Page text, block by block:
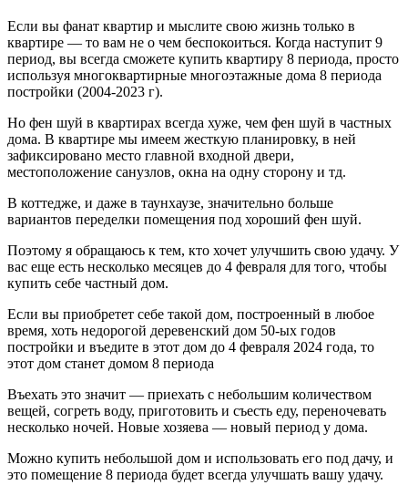
Если вы фанат квартир и мыслите свою жизнь только в
квартире — то вам не о чем беспокоиться. Когда наступит 9
период, вы всегда сможете купить квартиру 8 периода, просто
используя многоквартирные многоэтажные дома 8 периода
постройки (2004-2023 г).
Но фен шуй в квартирах всегда хуже, чем фен шуй в частных
дома. В квартире мы имеем жесткую планировку, в ней
зафиксировано место главной входной двери,
местоположение санузлов, окна на одну сторону и тд.
В коттедже, и даже в таунхаузе, значительно больше
вариантов переделки помещения под хороший фен шуй.
Поэтому я обращаюсь к тем, кто хочет улучшить свою удачу. У
вас еще есть несколько месяцев до 4 февраля для того, чтобы
купить себе частный дом.
Если вы приобретет себе такой дом, построенный в любое
время, хоть недорогой деревенский дом 50-ых годов
постройки и въедите в этот дом до 4 февраля 2024 года, то
этот дом станет домом 8 периода
Въехать это значит — приехать с небольшим количеством
вещей, согреть воду, приготовить и съесть еду, переночевать
несколько ночей. Новые хозяева — новый период у дома.
Можно купить небольшой дом и использовать его под дачу, и
это помещение 8 периода будет всегда улучшать вашу удачу.